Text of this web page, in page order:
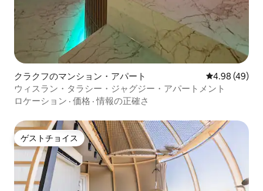
クラクフのマンション・アパート レビュー49
4.98 (49)
ウィスラン・タラシー・ジャグジー・アパートメント
ロケーション · 価格 ·情報の正確さ
ゲストチョイス
ゲストチョイス